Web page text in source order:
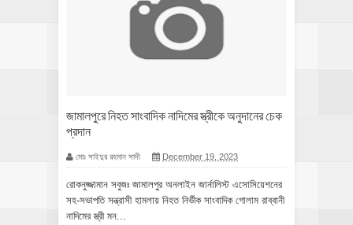
জামালপুরে নিহত সাংবাদিক নাদিমের স্ত্রীকে অনুদানের চেক
প্রদান
মোঃ সাইদুর রহমান সাদী December 19, 2023
রোকনুজ্জামান সবুজঃ জামালপুর অনলাইন জার্নালিস্ট এসোসিয়েশনের
সহ-সভাপতি সন্ত্রাসী হামলায় নিহত নির্ভীক সাংবাদিক গোলাম রাব্বানী
নাদিমের স্ত্রী মন...